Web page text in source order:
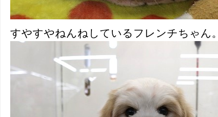
すやすやねんねしているフレンチちゃん